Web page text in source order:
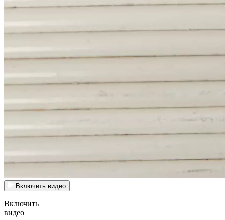
Включить видео
Включить
видео